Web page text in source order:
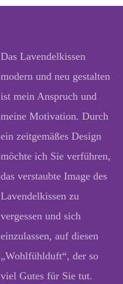
Das Lavendelkissen
modern und neu gestalten
ist mein Anspruch und
meine Motivation. Durch
ein zeitgemäßes Design
möchte ich Sie verführen,
das verstaubte Image des
Lavendelkissen zu
vergessen und sich
einzulassen, auf diesen
„Wohlfühlduft“, der so
viel Gutes für Sie tut.